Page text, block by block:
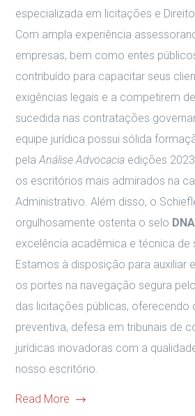
especializada em licitações e
Com ampla experiência
empresas, bem como entes
contribuído para capacitar seus
exigências legais e a competirem
sucedida nas contratações
equipe jurídica possui sólida
pelaAnálise Advocacia edições
os escritórios mais admirados na
Administrativo. Além disso, o
orgulhosamente ostenta o selo
excelência acadêmica e técnica de
Estamos à disposição para auxiliar
os portes na navegação segura
das licitações públicas, oferecendo
preventiva, defesa em tribunais de
jurídicas inovadoras com a
nosso escritório.
Read More